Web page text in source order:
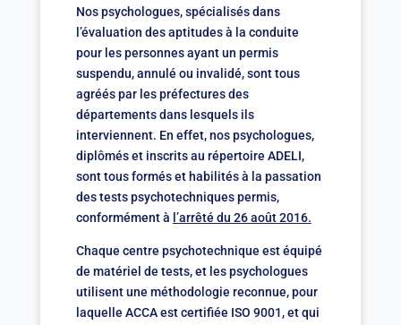
Nos psychologues, spécialisés dans
l’évaluation des aptitudes à la conduite
pour les personnes ayant un permis
suspendu, annulé ou invalidé, sont tous
agréés par les préfectures des
départements dans lesquels ils
interviennent. En effet, nos psychologues,
diplômés et inscrits au répertoire ADELI,
sont tous formés et habilités à la passation
des tests psychotechniques permis,
conformément à l’arrêté du 26 août 2016.
Chaque centre psychotechnique est équipé
de matériel de tests, et les psychologues
utilisent une méthodologie reconnue, pour
laquelle ACCA est certifiée ISO 9001, et qui